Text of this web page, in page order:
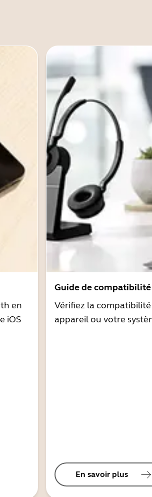
en
iOS
Guide de compatibilité
Vérifiez la
appareil ou votre
En savoir plus